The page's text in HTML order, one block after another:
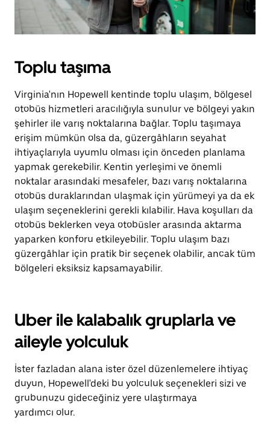
Toplu taşıma
Virginia'nın Hopewell kentinde toplu ulaşım, bölgesel
otobüs hizmetleri aracılığıyla sunulur ve bölgeyi yakın
şehirler ile varış noktalarına bağlar. Toplu taşımaya
erişim mümkün olsa da, güzergâhların seyahat
ihtiyaçlarıyla uyumlu olması için önceden planlama
yapmak gerekebilir. Kentin yerleşimi ve önemli
noktalar arasındaki mesafeler, bazı varış noktalarına
otobüs duraklarından ulaşmak için yürümeyi ya da ek
ulaşım seçeneklerini gerekli kılabilir. Hava koşulları da
otobüs beklerken veya otobüsler arasında aktarma
yaparken konforu etkileyebilir. Toplu ulaşım bazı
güzergâhlar için pratik bir seçenek olabilir, ancak tüm
bölgeleri eksiksiz kapsamayabilir.
Uber ile kalabalık gruplarla ve
aileyle yolculuk
İster fazladan alana ister özel düzenlemelere ihtiyaç
duyun, Hopewell'deki bu yolculuk seçenekleri sizi ve
grubunuzu gideceğiniz yere ulaştırmaya
yardımcı olur.